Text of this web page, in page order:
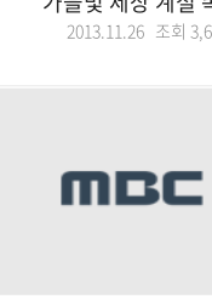
2013.11.26 조회